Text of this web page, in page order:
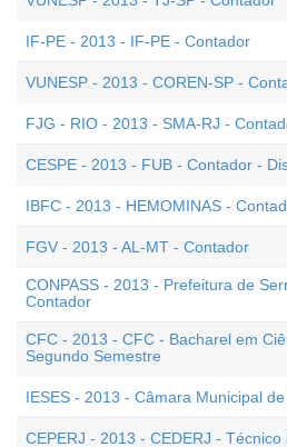
IF-PE - 2013 - IF-PE - Contador
VUNESP - 2013 - COREN-SP -
FJG - RIO - 2013 - SMA-RJ -
CESPE - 2013 - FUB - Contador -
IBFC - 2013 - HEMOMINAS -
FGV - 2013 - AL-MT - Contador
CONPASS - 2013 - Prefeitura de
Contador
CFC - 2013 - CFC - Bacharel em
Segundo Semestre
IESES - 2013 - Câmara Municipal
CEPERJ - 2013 - CEDERJ -